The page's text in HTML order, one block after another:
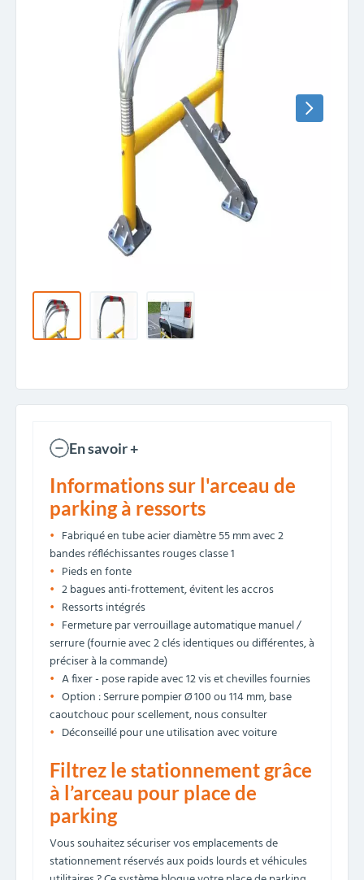
En savoir +
Informations sur l'arceau de
parking à ressorts
Fabriqué en tube acier diamètre 55 mm avec 2
bandes réfléchissantes rouges classe 1
Pieds en fonte
2 bagues anti-frottement, évitent les accros
Ressorts intégrés
Fermeture par verrouillage automatique manuel /
serrure (fournie avec 2 clés identiques ou différentes, à
préciser à la commande)
A fixer - pose rapide avec 12 vis et chevilles fournies
Option : Serrure pompier Ø 100 ou 114 mm, base
caoutchouc pour scellement, nous consulter
Déconseillé pour une utilisation avec voiture
Filtrez le stationnement grâce
à l’arceau pour place de
parking
Vous souhaitez sécuriser vos emplacements de
stationnement réservés aux poids lourds et véhicules